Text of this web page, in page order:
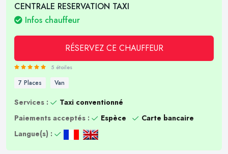
CENTRALE RESERVATION TAXI
Infos chauffeur
RÉSERVEZ CE CHAUFFEUR
5 étoiles
7 Places Van
Services :
Taxi conventionné
Paiements acceptés :
Espèce
Carte bancaire
Langue(s) :